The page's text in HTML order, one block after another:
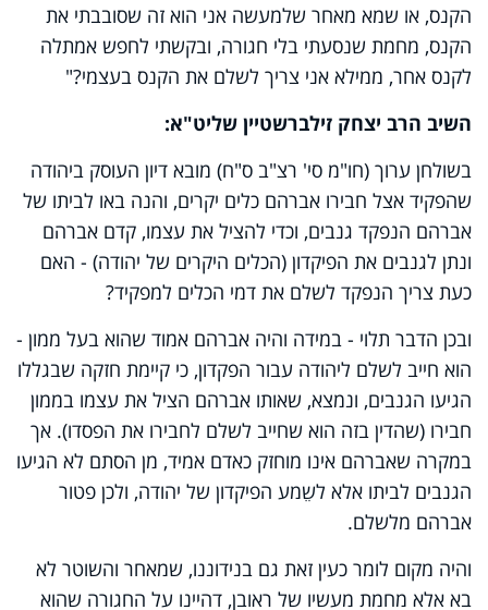
הקנס, או שמא מאחר שלמעשה אני הוא זה שסובבתי את
הקנס, מחמת שנסעתי בלי חגורה, ובקשתי לחפש אמתלה
לקנס אחר, ממילא אני צריך לשלם את הקנס בעצמי?"
השיב הרב יצחק זילברשטיין שליט"א:
בשולחן ערוך (חו"מ סי' רצ"ב ס"ח) מובא דיון העוסק ביהודה
שהפקיד אצל חבירו אברהם כלים יקרים, והנה באו לביתו של
אברהם הנפקד גנבים, וכדי להציל את עצמו, קדם אברהם
ונתן לגנבים את הפיקדון (הכלים היקרים של יהודה) - האם
כעת צריך הנפקד לשלם את דמי הכלים למפקיד?
ובכן הדבר תלוי - במידה והיה אברהם אמוד שהוא בעל ממון -
הוא חייב לשלם ליהודה עבור הפקדון, כי קיימת חזקה שבגללו
הגיעו הגנבים, ונמצא, שאותו אברהם הציל את עצמו בממון
חבירו (שהדין בזה הוא שחייב לשלם לחבירו את הפסדו). אך
במקרה שאברהם אינו מוחזק כאדם אמיד, מן הסתם לא הגיעו
הגנבים לביתו אלא לשֵמע הפיקדון של יהודה, ולכן פטור
אברהם מלשלם.
והיה מקום לומר כעין זאת גם בנידוננו, שמאחר והשוטר לא
בא אלא מחמת מעשיו של ראובן, דהיינו על החגורה שהוא